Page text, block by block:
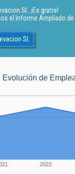
Sl.. ¡Es gratis!
el Informe Ampliado
Sl.
Evolución de
2022